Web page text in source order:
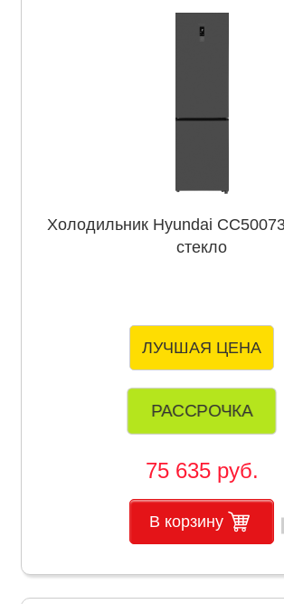
Холодильник Hyundai
стекло
ЛУЧШАЯ ЦЕНА
РАССРОЧКА
75 635 руб.
В корзину